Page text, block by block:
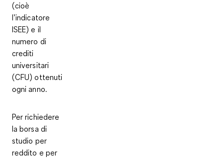
(cioè
l’indicatore
ISEE) e il
numero di
crediti
universitari
(CFU) ottenuti
ogni anno.
Per richiedere
la borsa di
studio per
reddito e per